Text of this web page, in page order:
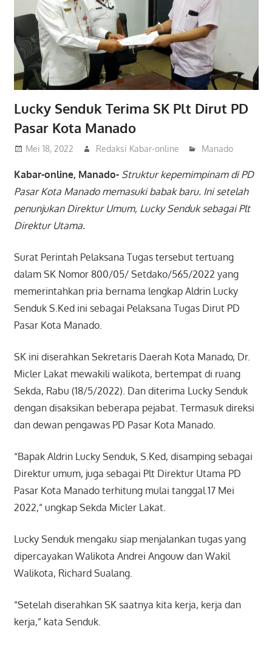
Lucky Senduk Terima SK Plt Dirut PD
Pasar Kota Manado
Mei 18, 2022 Redaksi Kabar-online Manado
Kabar-online, Manado- Struktur kepemimpinam di PD
Pasar Kota Manado memasuki babak baru. Ini setelah
penunjukan Direktur Umum, Lucky Senduk sebagai Plt
Direktur Utama.
Surat Perintah Pelaksana Tugas tersebut tertuang
dalam SK Nomor 800/05/ Setdako/565/2022 yang
memerintahkan pria bernama lengkap Aldrin Lucky
Senduk S.Ked ini sebagai Pelaksana Tugas Dirut PD
Pasar Kota Manado.
SK ini diserahkan Sekretaris Daerah Kota Manado, Dr.
Micler Lakat mewakili walikota, bertempat di ruang
Sekda, Rabu (18/5/2022). Dan diterima Lucky Senduk
dengan disaksikan beberapa pejabat. Termasuk direksi
dan dewan pengawas PD Pasar Kota Manado.
“Bapak Aldrin Lucky Senduk, S.Ked, disamping sebagai
Direktur umum, juga sebagai Plt Direktur Utama PD
Pasar Kota Manado terhitung mulai tanggal 17 Mei
2022,” ungkap Sekda Micler Lakat.
Lucky Senduk mengaku siap menjalankan tugas yang
dipercayakan Walikota Andrei Angouw dan Wakil
Walikota, Richard Sualang.
“Setelah diserahkan SK saatnya kita kerja, kerja dan
kerja,” kata Senduk.